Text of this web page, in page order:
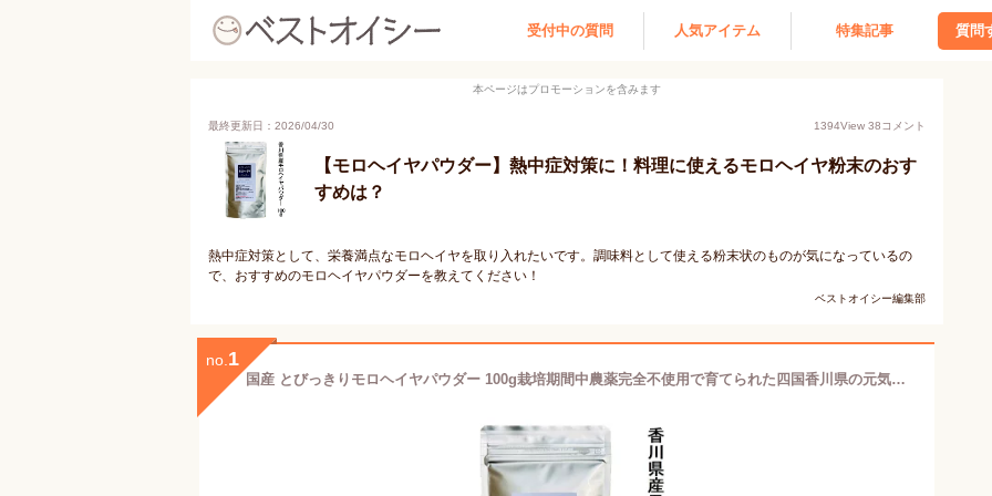
受付中の質問 人気アイテム 特集記事 質問
本ページはプロモーションを含みます
最終更新日：2026/04/30 1394View 38コメント
【モロヘイヤパウダー】熱中症対策に！料理に使えるモロヘイヤ粉末のおす
すめは？
熱中症対策として、栄養満点なモロヘイヤを取り入れたいです。調味料として使える粉末状のものが気になっているの
で、おすすめのモロヘイヤパウダーを教えてください！
ベストオイシー編集部
no. 1
国産 とびっきりモロヘイヤパウダー 100g栽培期間中農薬完全不使用で育てられた四国香川県の元気野菜パウダー食物繊維はなんとコンニャクの18倍！【メール便配送】ポスト投函 国産